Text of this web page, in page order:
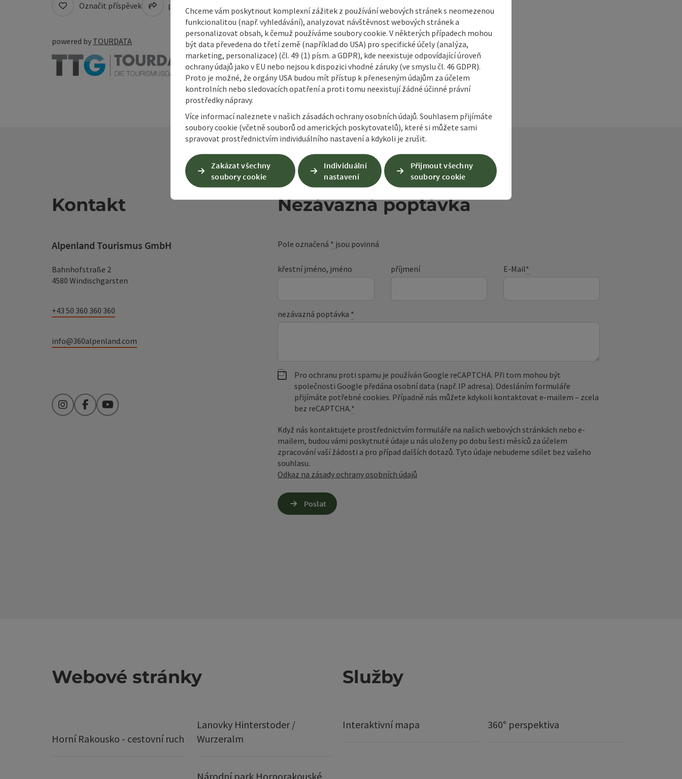
Označit příspěvek přejít na poznámky Vytvořit PDF Vytisknout příspěvek V okolí
powered by TOURDATA
Kontakt
Alpenland Tourismus GmbH
Bahnhofstraße 2
4580 Windischgarsten
+43 50 360 360 360
info@360alpenland.com
InstagramFacebookYouTube
Nezávazná poptávka
Pole označená * jsou povinná
křestní jméno, jméno příjmení E-Mail*
nezávazná poptávka *
Pro ochranu proti spamu je používán Google reCAPTCHA. Při tom mohou být
společnosti Google předána osobní data (např. IP adresa). Odesláním formuláře
přijímáte potřebné cookies. Případně nás můžete kdykoli kontaktovat e‑mailem – zcela
bez reCAPTCHA.*
Když nás kontaktujete prostřednictvím formuláře na našich webových stránkách nebo e-
mailem, budou vámi poskytnuté údaje u nás uloženy po dobu šesti měsíců za účelem
zpracování vaší žádosti a pro případ dalších dotazů. Tyto údaje nebudeme sdílet bez vašeho
souhlasu.
Odkaz na zásady ochrany osobních údajů
Poslat
Webové stránky
Horní Rakousko - cestovní ruch
Lanovky Hinterstoder /
Wurzeralm
Národní park Hornorakouské
Služby
Interaktivní mapa 360° perspektiva
Chceme vám poskytnout komplexní zážitek z používání webových stránek s neomezenou
funkcionalitou (např. vyhledávání), analyzovat návštěvnost webových stránek a
personalizovat obsah, k čemuž používáme soubory cookie. V některých případech mohou
být data převedena do třetí země (například do USA) pro specifické účely (analýza,
marketing, personalizace) (čl. 49 (1) písm. a GDPR), kde neexistuje odpovídající úroveň
ochrany údajů jako v EU nebo nejsou k dispozici vhodné záruky (ve smyslu čl. 46 GDPR).
Proto je možné, že orgány USA budou mít přístup k přeneseným údajům za účelem
kontrolních nebo sledovacích opatření a proti tomu neexistují žádné účinné právní
prostředky nápravy.
Více informací naleznete v našich zásadách ochrany osobních údajů. Souhlasem přijímáte
soubory cookie (včetně souborů od amerických poskytovatelů), které si můžete sami
spravovat prostřednictvím individuálního nastavení a kdykoli je zrušit.
Zakázat všechny
soubory cookie
Individuální
nastavení
Přijmout všechny
soubory cookie